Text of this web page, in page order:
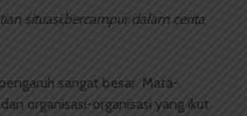
situasi,bercampur dalam cerita
sangat besar. Mata-
organisasi-organisasi yang ikut